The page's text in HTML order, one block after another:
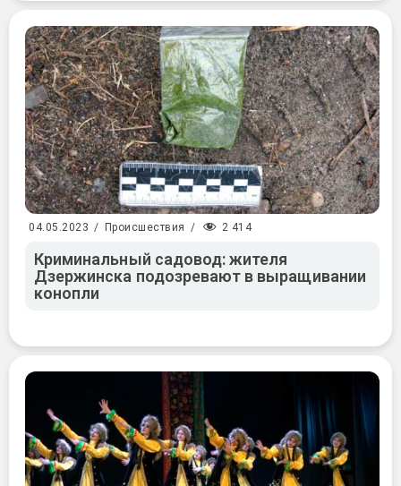
04.05.2023 / Происшествия / 2 414
Криминальный садовод: жителя
Дзержинска подозревают в выращивании
конопли